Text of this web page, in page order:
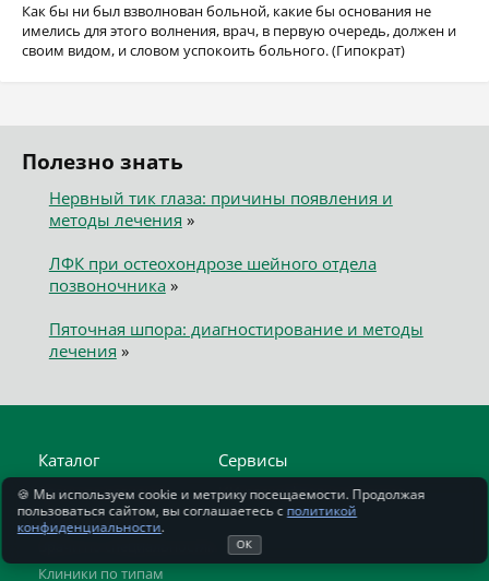
Как бы ни был взволнован больной, какие бы основания не
имелись для этого волнения, врач, в первую очередь, должен и
своим видом, и словом успокоить больного. (Гипократ)
Полезно знать
Нервный тик глаза: причины появления и
методы лечения »
ЛФК при остеохондрозе шейного отдела
позвоночника»
Пяточная шпора: диагностирование и методы
лечения »
Каталог
Врачи по регионам
Врачи по городам
Клиники по типам
Сервисы
ИИ-расшифровка анализов
🍪 Мы используем cookie и метрику посещаемости. Продолжая
пользоваться сайтом, вы соглашаетесь с политикой
конфиденциальности.
ОК